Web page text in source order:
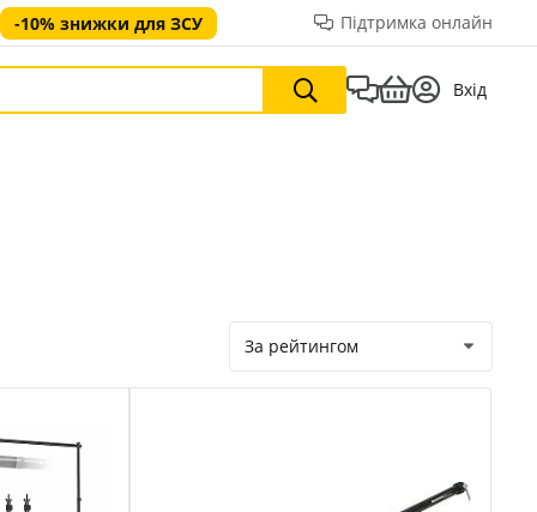
-10% знижки для ЗСУ Підтримка онлайн
Вхід
За рейтингом